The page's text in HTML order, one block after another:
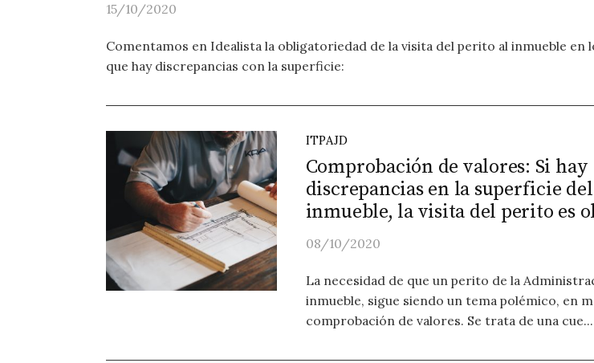
15/10/2020
Comentamos en Idealista la obligatoriedad de la visita del perito al inmueble en
que hay discrepancias con la superficie:
ITPAJD
Comprobación de valores: Si hay
discrepancias en la superficie del
inmueble, la visita del perito es
08/10/2020
La necesidad de que un perito de la
inmueble, sigue siendo un tema polémico, en
comprobación de valores. Se trata de una cue...